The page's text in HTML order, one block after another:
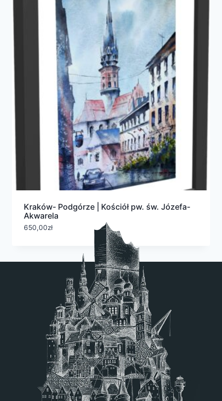
Kraków- Podgórze | Kościół pw. św. Józefa-
Akwarela
650,00zł